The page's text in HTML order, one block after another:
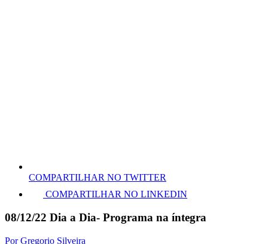
COMPARTILHAR NO TWITTER
COMPARTILHAR NO LINKEDIN
08/12/22 Dia a Dia- Programa na íntegra
Por Gregorio Silveira